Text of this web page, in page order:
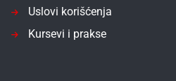
Uslovi korišćenja
Kursevi i prakse